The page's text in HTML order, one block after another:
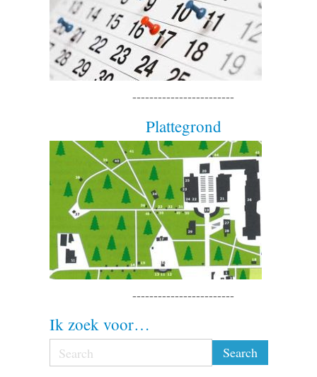
------------------------
Plattegrond
------------------------
Ik zoek voor…